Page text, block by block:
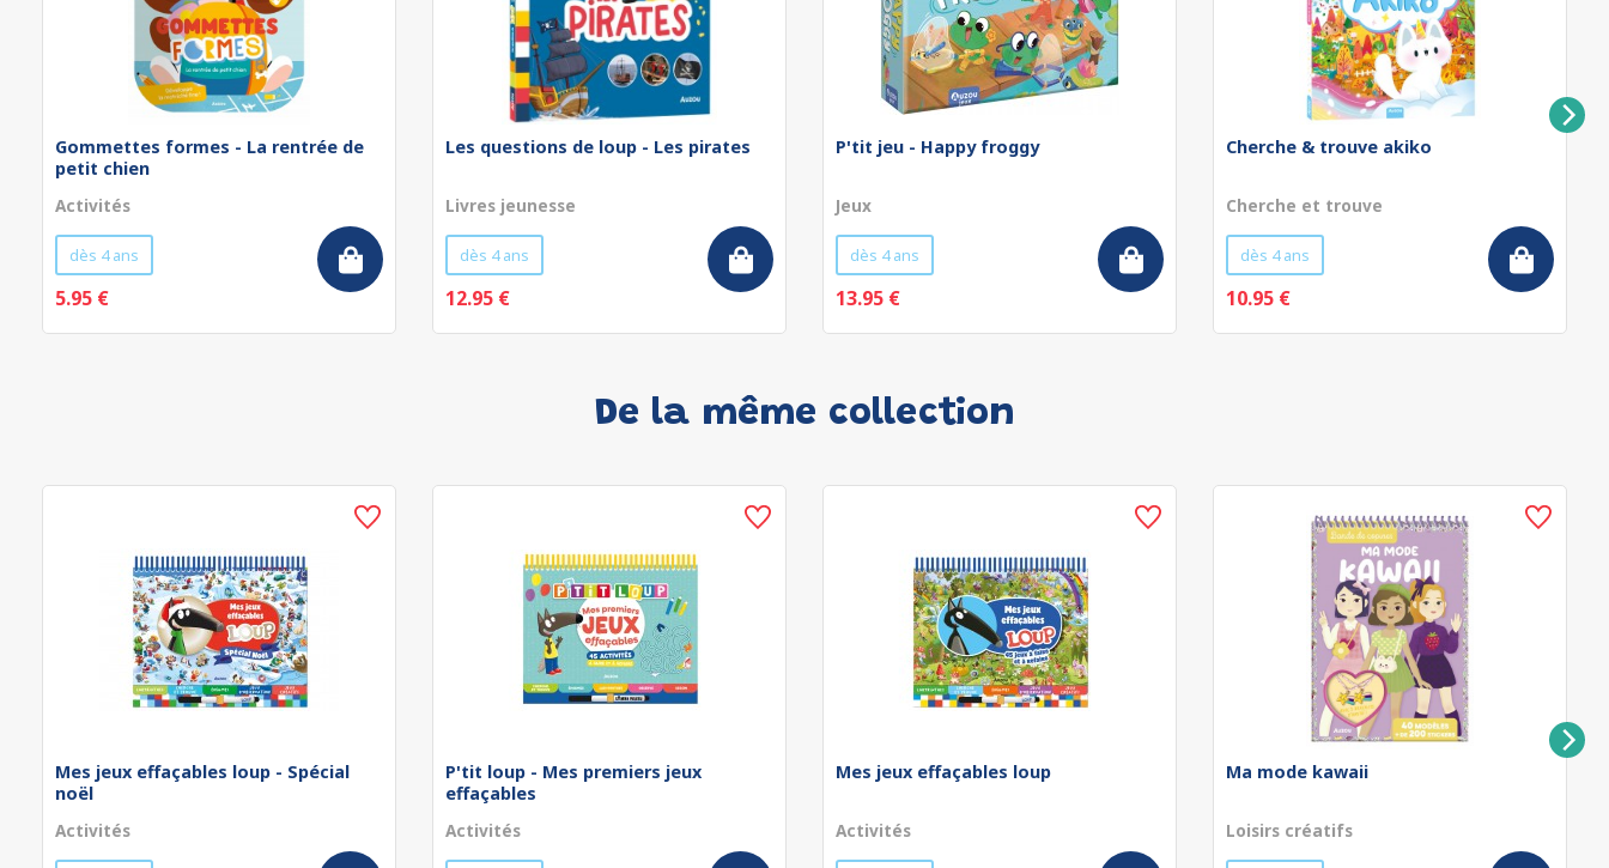
Gommettes formes - La rentrée de
petit chien
Activités
dès 4 ans
5.95 €
Les questions de loup - Les pirates
Livres jeunesse
dès 4 ans
12.95 €
P'tit jeu - Happy froggy
Jeux
dès 4 ans
13.95 €
Cherche & trouve akiko
Cherche et trouve
dès 4 ans
10.95 €
De la même collection
Mes jeux effaçables loup - Spécial
noël
Activités
P'tit loup - Mes premiers jeux
effaçables
Activités
Mes jeux effaçables loup
Activités
Ma mode kawaii
Loisirs créatifs